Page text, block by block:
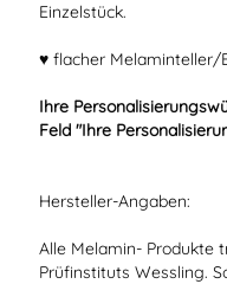
Einzelstück.
♥ flacher Melaminteller/
Ihre
Feld "Ihre
Hersteller-Angaben:
Alle Melamin- Produkte
Prüfinstituts Wessling.